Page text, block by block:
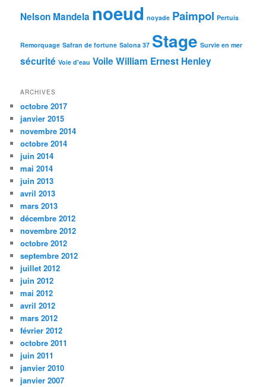
Nelson Mandela noeud noyade Paimpol Pertuis
Remorquage Safran de fortune Salona 37 Stage Survie en mer
sécurité Voie d'eau Voile William Ernest Henley
ARCHIVES
octobre 2017
janvier 2015
novembre 2014
octobre 2014
juin 2014
mai 2014
juin 2013
avril 2013
mars 2013
décembre 2012
novembre 2012
octobre 2012
septembre 2012
juillet 2012
juin 2012
mai 2012
avril 2012
mars 2012
février 2012
octobre 2011
juin 2011
janvier 2010
janvier 2007